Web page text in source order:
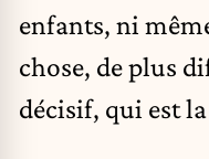
enfants, ni
chose, de plus
décisif, qui est